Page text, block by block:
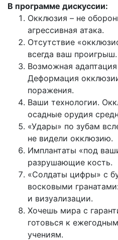
В программе дискуссии:
Окклюзия – не
агрессивная атака.
Отсутствие
всегда ваш проигрыш.
Возможная
Деформация
поражения.
Ваши технологии.
осадные орудия
«Удары» по зубам
не видели окклюзию.
Имплантаты «под
разрушающие кость.
«Солдаты цифры» с
восковыми
и визуализации.
Хочешь мира с
готовься к
учениям.